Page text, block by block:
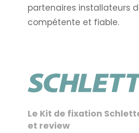
partenaires installateurs
compétente et fiable.
Le Kit de fixation
et review